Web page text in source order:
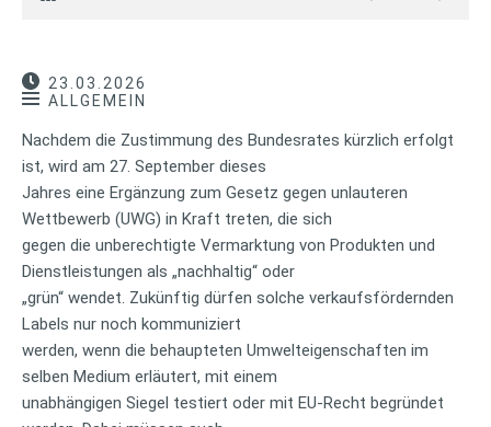
23.03.2026
ALLGEMEIN
Nachdem die Zustimmung des Bundesrates kürzlich erfolgt
ist, wird am 27. September dieses
Jahres eine Ergänzung zum Gesetz gegen unlauteren
Wettbewerb (UWG) in Kraft treten, die sich
gegen die unberechtigte Vermarktung von Produkten und
Dienstleistungen als „nachhaltig“ oder
„grün“ wendet. Zukünftig dürfen solche verkaufsfördernden
Labels nur noch kommuniziert
werden, wenn die behaupteten Umwelteigenschaften im
selben Medium erläutert, mit einem
unabhängigen Siegel testiert oder mit EU-Recht begründet